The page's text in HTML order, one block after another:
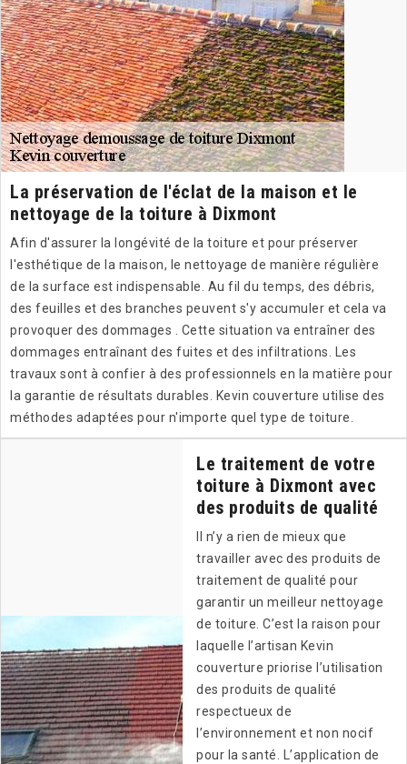
La préservation de l'éclat de la maison et le
nettoyage de la toiture à Dixmont
Afin d'assurer la longévité de la toiture et pour préserver
l'esthétique de la maison, le nettoyage de manière régulière
de la surface est indispensable. Au fil du temps, des débris,
des feuilles et des branches peuvent s'y accumuler et cela va
provoquer des dommages . Cette situation va entraîner des
dommages entraînant des fuites et des infiltrations. Les
travaux sont à confier à des professionnels en la matière pour
la garantie de résultats durables. Kevin couverture utilise des
méthodes adaptées pour n'importe quel type de toiture.
Le traitement de votre
toiture à Dixmont avec
des produits de qualité
Il n’y a rien de mieux que
travailler avec des produits de
traitement de qualité pour
garantir un meilleur nettoyage
de toiture. C’est la raison pour
laquelle l’artisan Kevin
couverture priorise l’utilisation
des produits de qualité
respectueux de
l’environnement et non nocif
pour la santé. L’application de